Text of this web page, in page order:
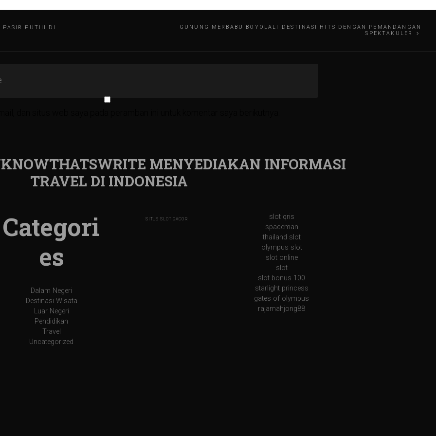
PUTIH DI
GUNUNG MERBABU BOYOLALI DESTINASI HITS DENGAN PEMANDANGAN
SPEKTAKULER
MENYEDIAKAN INFORMASI
TRAVEL DI INDONESIA
Categori
es
Dalam Negeri
Destinasi Wisata
Luar Negeri
Pendidikan
Travel
Uncategorized
SITUS SLOT GACOR
slot qris
spaceman
thailand slot
olympus slot
slot online
slot
slot bonus 100
starlight princess
gates of olympus
rajamahjong88